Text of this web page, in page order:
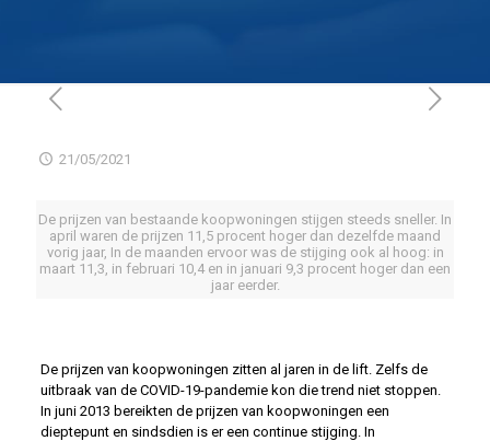
21/05/2021
De prijzen van bestaande koopwoningen stijgen steeds sneller. In
april waren de prijzen 11,5 procent hoger dan dezelfde maand
vorig jaar, In de maanden ervoor was de stijging ook al hoog: in
maart 11,3, in februari 10,4 en in januari 9,3 procent hoger dan een
jaar eerder.
De prijzen van koopwoningen zitten al jaren in de lift. Zelfs de
uitbraak van de COVID-19-pandemie kon die trend niet stoppen.
In juni 2013 bereikten de prijzen van koopwoningen een
dieptepunt en sindsdien is er een continue stijging. In